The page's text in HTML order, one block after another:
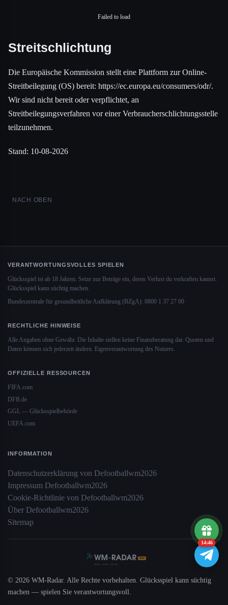
Failed to load
Streitschlichtung
Die Europäische Kommission stellt eine Plattform zur Online-
Streitbeilegung (OS) bereit: https://ec.europa.eu/consumers/odr/.
Wir sind nicht bereit oder verpflichtet, an
Streitbeilegungsverfahren vor einer Verbraucherschlichtungsstelle
teilzunehmen.
Stand: 10-08-2026
NACH OBEN
VERANTWORTUNGSVOLLES SPIELEN
Glücksspiel ist ab 18 Jahren. Setze nur Beträge ein, deren Verlust du verkraften kannst.
Glücksspiel kann süchtig machen.
Bundeszentrale für gesundheitliche Aufklärung (BZgA): 0800 1 37 27 00
RECHTLICHE HINWEISE
Alle Angaben ohne Gewähr. Die Inhalte stellen keine Finanzberatung dar. Quoten und
Daten können sich jederzeit ändern. Eigenverantwortung des Nutzers.
OFFIZIELLE RESSOURCEN
FIFA.com
DFB.de
GGL — Glücksspielbehörde
UEFA.com
INFORMATION
Datenschutzerklärung von Defootballwm2026
Impressum Defootballwm2026
Cookie-Richtlinie von Defootballwm2026
Über Defootballwm2026
Sitemap
© 2026 WM-Radar. Alle Rechte vorbehalten. Glücksspiel kann süchtig
machen — spielen Sie verantwortungsvoll.
14:46